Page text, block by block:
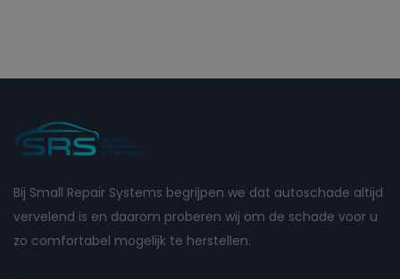
Bij Small Repair Systems begrijpen we dat autoschade altijd
vervelend is en daarom proberen wij om de schade voor u
zo comfortabel mogelijk te herstellen.